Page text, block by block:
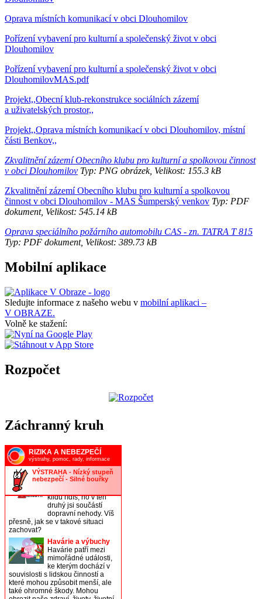
Oprava místních komunikací v obci Dlouhomilov
Pořízení vybavení pro kulturní a společenský život v obci
Dlouhomilov
Pořízení vybavení pro kulturní a společenský život v obci
DlouhomilovMAS.pdf
Projekt,,Obecní klub-rekonstrukce sociálních zázemí
a uživatelských prostor,,
Projekt,,Oprava místních komunikací v obci Dlouhomilov, místní
části Benkov,,
Zkvalitnění zázemí Obecního klubu pro kulturní a spolkovou činnost
v obci Dlouhomilov Typ: PNG obrázek, Velikost: 155.3 kB
Zkvalitnění zázemí Obecního klubu pro kulturní a spolkovou
činnost v obci Dlouhomilov - MAS Šumperský venkov Typ: PDF
dokument, Velikost: 545.14 kB
Oprava speciálního požárního automobilu CAS - zn. TATRA T 815
Typ: PDF dokument, Velikost: 389.73 kB
Mobilní aplikace
Sledujte informace z našeho webu v mobilní aplikaci –
V OBRAZE.
Volně ke stažení:
Rozpočet
Záchranný kruh